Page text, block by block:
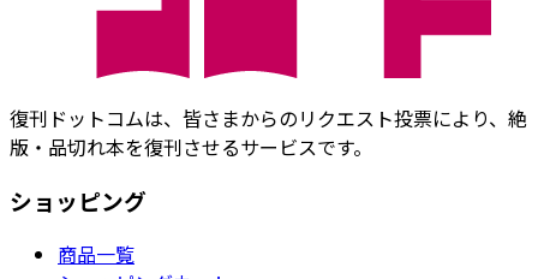
復刊ドットコムは、皆さまからのリクエスト投票により、絶
版・品切れ本を復刊させるサービスです。
ショッピング
商品一覧